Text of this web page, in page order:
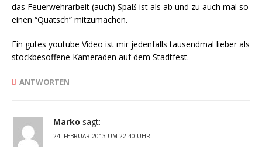
das Feuerwehrarbeit (auch) Spaß ist als ab und zu auch mal so
einen “Quatsch” mitzumachen.
Ein gutes youtube Video ist mir jedenfalls tausendmal lieber als
stockbesoffene Kameraden auf dem Stadtfest.
ANTWORTEN
Marko sagt:
24. FEBRUAR 2013 UM 22:40 UHR